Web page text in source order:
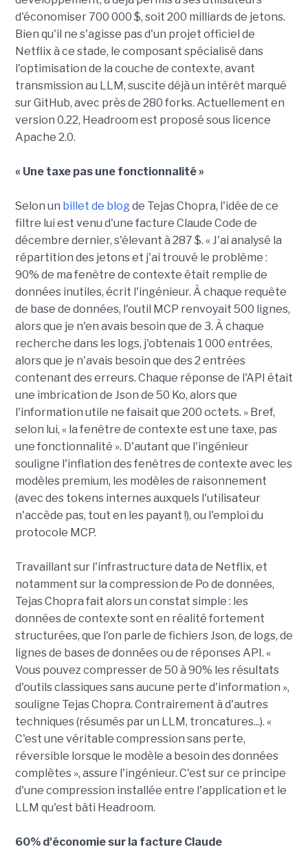
d'économiser 700 000 $, soit 200 milliards de jetons.
Bien qu'il ne s'agisse pas d'un projet officiel de
Netflix à ce stade, le composant spécialisé dans
l'optimisation de la couche de contexte, avant
transmission au LLM, suscite déjà un intérêt marqué
sur GitHub, avec près de 280 forks. Actuellement en
version 0.22, Headroom est proposé sous licence
Apache 2.0.
« Une taxe pas une fonctionnalité »
Selon un billet de blogde Tejas Chopra, l'idée de ce
filtre lui est venu d'une facture Claude Code de
décembre dernier, s'élevant à 287 $. « J'ai analysé la
répartition des jetons et j'ai trouvé le problème :
90% de ma fenêtre de contexte était remplie de
données inutiles, écrit l'ingénieur. À chaque requête
de base de données, l'outil MCP renvoyait 500 lignes,
alors que je n'en avais besoin que de 3. À chaque
recherche dans les logs, j'obtenais 1 000 entrées,
alors que je n'avais besoin que des 2 entrées
contenant des erreurs. Chaque réponse de l'API était
une imbrication de Json de 50 Ko, alors que
l'information utile ne faisait que 200 octets. » Bref,
selon lui, « la fenêtre de contexte est une taxe, pas
une fonctionnalité ». D'autant que l'ingénieur
souligne l'inflation des fenêtres de contexte avec les
modèles premium, les modèles de raisonnement
(avec des tokens internes auxquels l'utilisateur
n'accède pas, tout en les payant !), ou l'emploi du
protocole MCP.
Travaillant sur l'infrastructure data de Netflix, et
notamment sur la compression de Po de données,
Tejas Chopra fait alors un constat simple : les
données de contexte sont en réalité fortement
structurées, que l'on parle de fichiers Json, de logs, de
lignes de bases de données ou de réponses API. «
Vous pouvez compresser de 50 à 90% les résultats
d'outils classiques sans aucune perte d'information »,
souligne Tejas Chopra. Contrairement à d'autres
techniques (résumés par un LLM, troncatures...). «
C'est une véritable compression sans perte,
réversible lorsque le modèle a besoin des données
complètes », assure l'ingénieur. C'est sur ce principe
d'une compression installée entre l'application et le
LLM qu'est bâti Headroom.
60% d'économie sur la facture Claude